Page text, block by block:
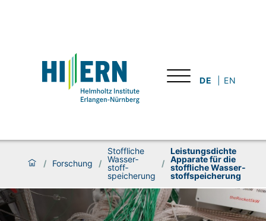
DE EN
/ Forschung /
Stoffliche
Wasser­
stoff­
speicherung
/
Leistungs­dichte
Apparate für die
stoff­liche Wasser­
stoff­speicherung